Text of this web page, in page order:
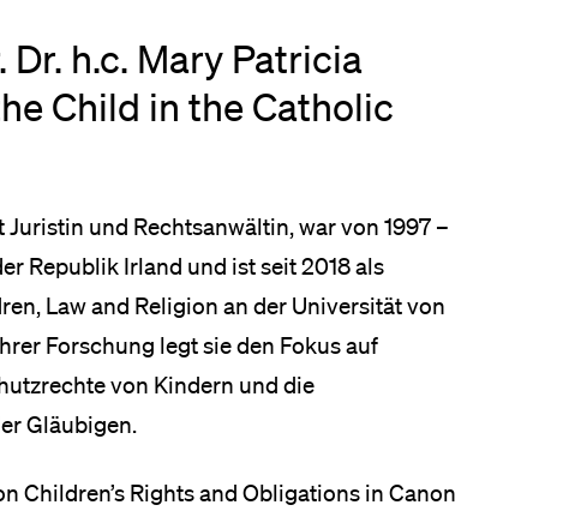
h.c. Mary Patricia
Child in the Catholic
Juristin und Rechtsanwältin, war von 1997 –
Republik Irland und ist seit 2018 als
Law and Religion an der Universität von
Forschung legt sie den Fokus auf
von Kindern und die
Gläubigen.
Children’s Rights and Obligations in Canon